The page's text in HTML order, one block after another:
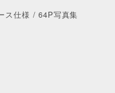
ス仕様 / 64P写真集